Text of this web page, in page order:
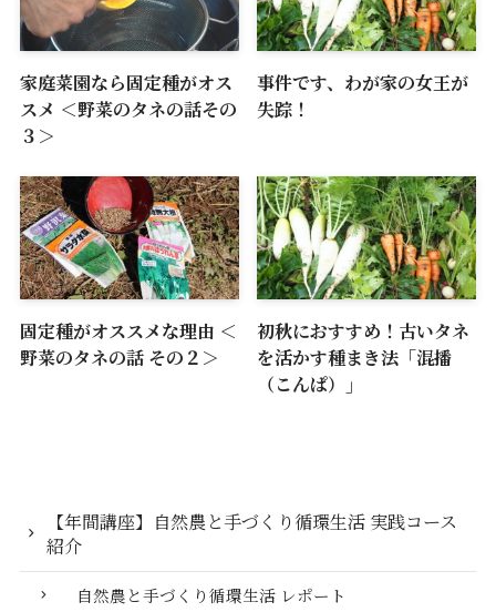
家庭菜園なら固定種がオス
スメ ＜野菜のタネの話その
３＞
事件です、わが家の女王が
失踪！
固定種がオススメな理由 ＜
野菜のタネの話 その２＞
初秋におすすめ！古いタネ
を活かす種まき法「混播
（こんぱ）」
【年間講座】自然農と手づくり循環生活 実践コース
紹介
自然農と手づくり循環生活 レポート